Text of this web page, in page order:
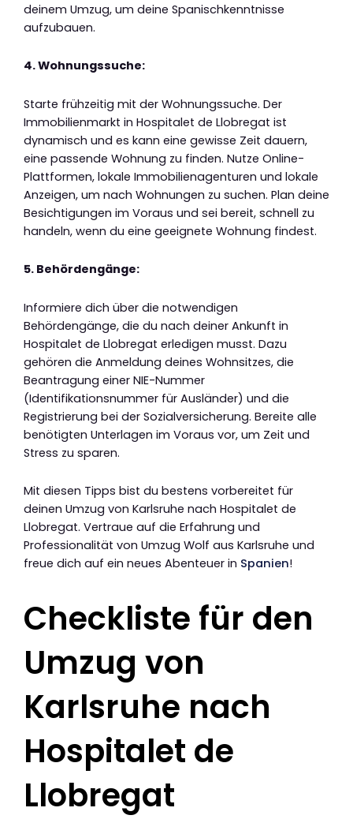
deinem Umzug, um deine Spanischkenntnisse
aufzubauen.
4. Wohnungssuche:
Starte frühzeitig mit der Wohnungssuche. Der
Immobilienmarkt in Hospitalet de Llobregat ist
dynamisch und es kann eine gewisse Zeit dauern,
eine passende Wohnung zu finden. Nutze Online-
Plattformen, lokale Immobilienagenturen und lokale
Anzeigen, um nach Wohnungen zu suchen. Plan deine
Besichtigungen im Voraus und sei bereit, schnell zu
handeln, wenn du eine geeignete Wohnung findest.
5. Behördengänge:
Informiere dich über die notwendigen
Behördengänge, die du nach deiner Ankunft in
Hospitalet de Llobregat erledigen musst. Dazu
gehören die Anmeldung deines Wohnsitzes, die
Beantragung einer NIE-Nummer
(Identifikationsnummer für Ausländer) und die
Registrierung bei der Sozialversicherung. Bereite alle
benötigten Unterlagen im Voraus vor, um Zeit und
Stress zu sparen.
Mit diesen Tipps bist du bestens vorbereitet für
deinen Umzug von Karlsruhe nach Hospitalet de
Llobregat. Vertraue auf die Erfahrung und
Professionalität von Umzug Wolf aus Karlsruhe und
freue dich auf ein neues Abenteuer in Spanien!
Checkliste für den
Umzug von
Karlsruhe nach
Hospitalet de
Llobregat